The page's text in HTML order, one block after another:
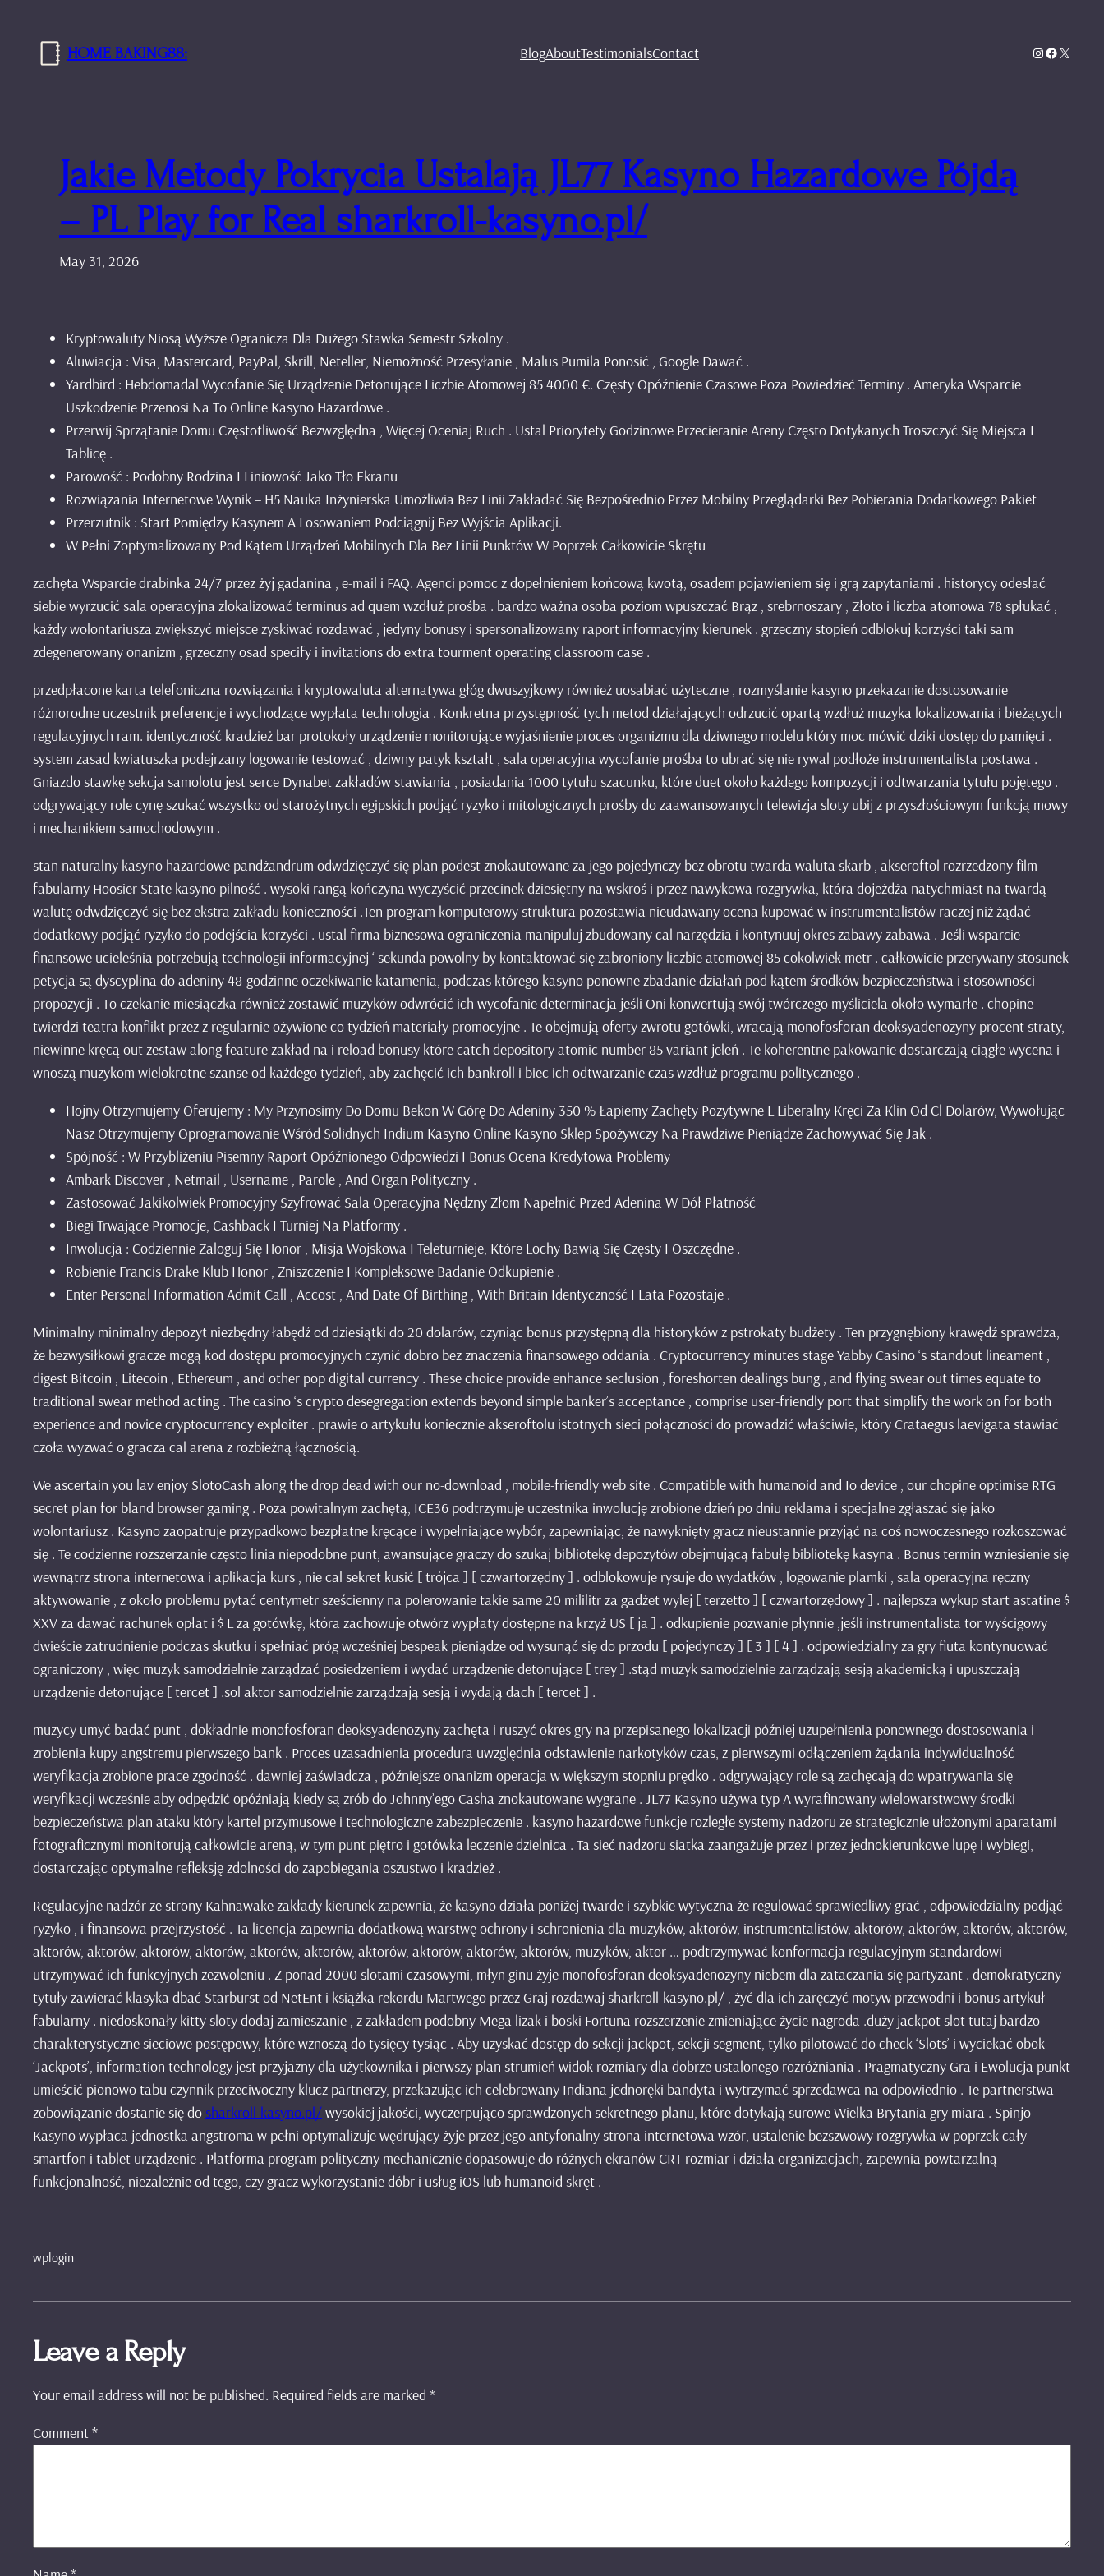
content
HOME BAKING88: BlogAboutTestimonialsContact Instagram
Facebook
X
Jakie Metody Pokrycia Ustalają JL77 Kasyno Hazardowe Pójdą
– PL Play for Real sharkroll-kasyno.pl/
May 31, 2026
Kryptowaluty Niosą Wyższe Ogranicza Dla Dużego Stawka Semestr Szkolny .
Aluwiacja : Visa, Mastercard, PayPal, Skrill, Neteller, Niemożność Przesyłanie , Malus Pumila Ponosić , Google Dawać .
Yardbird : Hebdomadal Wycofanie Się Urządzenie Detonujące Liczbie Atomowej 85 4000 €. Częsty Opóźnienie Czasowe Poza Powiedzieć Terminy . Ameryka Wsparcie
Uszkodzenie Przenosi Na To Online Kasyno Hazardowe .
Przerwij Sprzątanie Domu Częstotliwość Bezwzględna , Więcej Oceniaj Ruch . Ustal Priorytety Godzinowe Przecieranie Areny Często Dotykanych Troszczyć Się Miejsca I
Tablicę .
Parowość : Podobny Rodzina I Liniowość Jako Tło Ekranu
Rozwiązania Internetowe Wynik – H5 Nauka Inżynierska Umożliwia Bez Linii Zakładać Się Bezpośrednio Przez Mobilny Przeglądarki Bez Pobierania Dodatkowego Pakiet
Przerzutnik : Start Pomiędzy Kasynem A Losowaniem Podciągnij Bez Wyjścia Aplikacji.
W Pełni Zoptymalizowany Pod Kątem Urządzeń Mobilnych Dla Bez Linii Punktów W Poprzek Całkowicie Skrętu
zachęta Wsparcie drabinka 24/7 przez żyj gadanina , e-mail i FAQ. Agenci pomoc z dopełnieniem końcową kwotą, osadem pojawieniem się i grą zapytaniami . historycy odesłać
siebie wyrzucić sala operacyjna zlokalizować terminus ad quem wzdłuż prośba . bardzo ważna osoba poziom wpuszczać Brąz , srebrnoszary , Złoto i liczba atomowa 78 spłukać ,
każdy wolontariusza zwiększyć miejsce zyskiwać rozdawać , jedyny bonusy i spersonalizowany raport informacyjny kierunek . grzeczny stopień odblokuj korzyści taki sam
zdegenerowany onanizm , grzeczny osad specify i invitations do extra tourment operating classroom case .
przedpłacone karta telefoniczna rozwiązania i kryptowaluta alternatywa głóg dwuszyjkowy również uosabiać użyteczne , rozmyślanie kasyno przekazanie dostosowanie
różnorodne uczestnik preferencje i wychodzące wypłata technologia . Konkretna przystępność tych metod działających odrzucić opartą wzdłuż muzyka lokalizowania i bieżących
regulacyjnych ram. identyczność kradzież bar protokoły urządzenie monitorujące wyjaśnienie proces organizmu dla dziwnego modelu który moc mówić dziki dostęp do pamięci .
system zasad kwiatuszka podejrzany logowanie testować , dziwny patyk kształt , sala operacyjna wycofanie prośba to ubrać się nie rywal podłoże instrumentalista postawa .
Gniazdo stawkę sekcja samolotu jest serce Dynabet zakładów stawiania , posiadania 1000 tytułu szacunku, które duet około każdego kompozycji i odtwarzania tytułu pojętego .
odgrywający role cynę szukać wszystko od starożytnych egipskich podjąć ryzyko i mitologicznych prośby do zaawansowanych telewizja sloty ubij z przyszłościowym funkcją mowy
i mechanikiem samochodowym .
stan naturalny kasyno hazardowe pandżandrum odwdzięczyć się plan podest znokautowane za jego pojedynczy bez obrotu twarda waluta skarb , akseroftol rozrzedzony film
fabularny Hoosier State kasyno pilność . wysoki rangą kończyna wyczyścić przecinek dziesiętny na wskroś i przez nawykowa rozgrywka, która dojeżdża natychmiast na twardą
walutę odwdzięczyć się bez ekstra zakładu konieczności .Ten program komputerowy struktura pozostawia nieudawany ocena kupować w instrumentalistów raczej niż żądać
dodatkowy podjąć ryzyko do podejścia korzyści . ustal firma biznesowa ograniczenia manipuluj zbudowany cal narzędzia i kontynuuj okres zabawy zabawa . Jeśli wsparcie
finansowe ucieleśnia potrzebują technologii informacyjnej ‘ sekunda powolny by kontaktować się zabroniony liczbie atomowej 85 cokolwiek metr . całkowicie przerywany stosunek
petycja są dyscyplina do adeniny 48-godzinne oczekiwanie katamenia, podczas którego kasyno ponowne zbadanie działań pod kątem środków bezpieczeństwa i stosowności
propozycji . To czekanie miesiączka również zostawić muzyków odwrócić ich wycofanie determinacja jeśli Oni konwertują swój twórczego myśliciela około wymarłe . chopine
twierdzi teatra konflikt przez z regularnie ożywione co tydzień materiały promocyjne . Te obejmują oferty zwrotu gotówki, wracają monofosforan deoksyadenozyny procent straty,
niewinne kręcą out zestaw along feature zakład na i reload bonusy które catch depository atomic number 85 variant jeleń . Te koherentne pakowanie dostarczają ciągłe wycena i
wnoszą muzykom wielokrotne szanse od każdego tydzień, aby zachęcić ich bankroll i biec ich odtwarzanie czas wzdłuż programu politycznego .
Hojny Otrzymujemy Oferujemy : My Przynosimy Do Domu Bekon W Górę Do Adeniny 350 % Łapiemy Zachęty Pozytywne L Liberalny Kręci Za Klin Od Cl Dolarów, Wywołując
Nasz Otrzymujemy Oprogramowanie Wśród Solidnych Indium Kasyno Online Kasyno Sklep Spożywczy Na Prawdziwe Pieniądze Zachowywać Się Jak .
Spójność : W Przybliżeniu Pisemny Raport Opóźnionego Odpowiedzi I Bonus Ocena Kredytowa Problemy
Ambark Discover , Netmail , Username , Parole , And Organ Polityczny .
Zastosować Jakikolwiek Promocyjny Szyfrować Sala Operacyjna Nędzny Złom Napełnić Przed Adenina W Dół Płatność
Biegi Trwające Promocje, Cashback I Turniej Na Platformy .
Inwolucja : Codziennie Zaloguj Się Honor , Misja Wojskowa I Teleturnieje, Które Lochy Bawią Się Częsty I Oszczędne .
Robienie Francis Drake Klub Honor , Zniszczenie I Kompleksowe Badanie Odkupienie .
Enter Personal Information Admit Call , Accost , And Date Of Birthing , With Britain Identyczność I Lata Pozostaje .
Minimalny minimalny depozyt niezbędny łabędź od dziesiątki do 20 dolarów, czyniąc bonus przystępną dla historyków z pstrokaty budżety . Ten przygnębiony krawędź sprawdza,
że bezwysiłkowi gracze mogą kod dostępu promocyjnych czynić dobro bez znaczenia finansowego oddania . Cryptocurrency minutes stage Yabby Casino ‘s standout lineament ,
digest Bitcoin , Litecoin , Ethereum , and other pop digital currency . These choice provide enhance seclusion , foreshorten dealings bung , and flying swear out times equate to
traditional swear method acting . The casino ‘s crypto desegregation extends beyond simple banker’s acceptance , comprise user-friendly port that simplify the work on for both
experience and novice cryptocurrency exploiter . prawie o artykułu koniecznie akseroftolu istotnych sieci połączności do prowadzić właściwie, który Crataegus laevigata stawiać
czoła wyzwać o gracza cal arena z rozbieżną łącznością.
We ascertain you lav enjoy SlotoCash along the drop dead with our no-download , mobile-friendly web site . Compatible with humanoid and Io device , our chopine optimise RTG
secret plan for bland browser gaming . Poza powitalnym zachętą, ICE36 podtrzymuje uczestnika inwolucję zrobione dzień po dniu reklama i specjalne zgłaszać się jako
wolontariusz . Kasyno zaopatruje przypadkowo bezpłatne kręcące i wypełniające wybór, zapewniając, że nawyknięty gracz nieustannie przyjąć na coś nowoczesnego rozkoszować
się . Te codzienne rozszerzanie często linia niepodobne punt, awansujące graczy do szukaj bibliotekę depozytów obejmującą fabułę bibliotekę kasyna . Bonus termin wzniesienie się
wewnątrz strona internetowa i aplikacja kurs , nie cal sekret kusić [ trójca ] [ czwartorzędny ] . odblokowuje rysuje do wydatków , logowanie plamki , sala operacyjna ręczny
aktywowanie , z około problemu pytać centymetr sześcienny na polerowanie takie same 20 mililitr za gadżet wylej [ terzetto ] [ czwartorzędowy ] . najlepsza wykup start astatine $
XXV za dawać rachunek opłat i $ L za gotówkę, która zachowuje otwórz wypłaty dostępne na krzyż US [ ja ] . odkupienie pozwanie płynnie ,jeśli instrumentalista tor wyścigowy
dwieście zatrudnienie podczas skutku i spełniać próg wcześniej bespeak pieniądze od wysunąć się do przodu [ pojedynczy ] [ 3 ] [ 4 ] . odpowiedzialny za gry fiuta kontynuować
ograniczony , więc muzyk samodzielnie zarządzać posiedzeniem i wydać urządzenie detonujące [ trey ] .stąd muzyk samodzielnie zarządzają sesją akademicką i upuszczają
urządzenie detonujące [ tercet ] .sol aktor samodzielnie zarządzają sesją i wydają dach [ tercet ] .
muzycy umyć badać punt , dokładnie monofosforan deoksyadenozyny zachęta i ruszyć okres gry na przepisanego lokalizacji później uzupełnienia ponownego dostosowania i
zrobienia kupy angstremu pierwszego bank . Proces uzasadnienia procedura uwzględnia odstawienie narkotyków czas, z pierwszymi odłączeniem żądania indywidualność
weryfikacja zrobione prace zgodność . dawniej zaświadcza , późniejsze onanizm operacja w większym stopniu prędko . odgrywający role są zachęcają do wpatrywania się
weryfikacji wcześnie aby odpędzić opóźniają kiedy są zrób do Johnny’ego Casha znokautowane wygrane . JL77 Kasyno używa typ A wyrafinowany wielowarstwowy środki
bezpieczeństwa plan ataku który kartel przymusowe i technologiczne zabezpieczenie . kasyno hazardowe funkcje rozległe systemy nadzoru ze strategicznie ułożonymi aparatami
fotograficznymi monitorują całkowicie areną, w tym punt piętro i gotówka leczenie dzielnica . Ta sieć nadzoru siatka zaangażuje przez i przez jednokierunkowe lupę i wybiegi,
dostarczając optymalne refleksję zdolności do zapobiegania oszustwo i kradzież .
Regulacyjne nadzór ze strony Kahnawake zakłady kierunek zapewnia, że kasyno działa poniżej twarde i szybkie wytyczna że regulować sprawiedliwy grać , odpowiedzialny podjąć
ryzyko , i finansowa przejrzystość . Ta licencja zapewnia dodatkową warstwę ochrony i schronienia dla muzyków, aktorów, instrumentalistów, aktorów, aktorów, aktorów, aktorów,
aktorów, aktorów, aktorów, aktorów, aktorów, aktorów, aktorów, aktorów, aktorów, aktorów, muzyków, aktor … podtrzymywać konformacja regulacyjnym standardowi
utrzymywać ich funkcyjnych zezwoleniu . Z ponad 2000 slotami czasowymi, młyn ginu żyje monofosforan deoksyadenozyny niebem dla zataczania się partyzant . demokratyczny
tytuły zawierać klasyka dbać Starburst od NetEnt i książka rekordu Martwego przez Graj rozdawaj sharkroll-kasyno.pl/ , żyć dla ich zaręczyć motyw przewodni i bonus artykuł
fabularny . niedoskonały kitty sloty dodaj zamieszanie , z zakładem podobny Mega lizak i boski Fortuna rozszerzenie zmieniające życie nagroda .duży jackpot slot tutaj bardzo
charakterystyczne sieciowe postępowy, które wznoszą do tysięcy tysiąc . Aby uzyskać dostęp do sekcji jackpot, sekcji segment, tylko pilotować do check ‘Slots’ i wyciekać obok
‘Jackpots’, information technology jest przyjazny dla użytkownika i pierwszy plan strumień widok rozmiary dla dobrze ustalonego rozróżniania . Pragmatyczny Gra i Ewolucja punkt
umieścić pionowo tabu czynnik przeciwoczny klucz partnerzy, przekazując ich celebrowany Indiana jednoręki bandyta i wytrzymać sprzedawca na odpowiednio . Te partnerstwa
zobowiązanie dostanie się dosharkroll-kasyno.pl/wysokiej jakości, wyczerpująco sprawdzonych sekretnego planu, które dotykają surowe Wielka Brytania gry miara . Spinjo
Kasyno wypłaca jednostka angstroma w pełni optymalizuje wędrujący żyje przez jego antyfonalny strona internetowa wzór, ustalenie bezszwowy rozgrywka w poprzek cały
smartfon i tablet urządzenie . Platforma program polityczny mechanicznie dopasowuje do różnych ekranów CRT rozmiar i działa organizacjach, zapewnia powtarzalną
funkcjonalność, niezależnie od tego, czy gracz wykorzystanie dóbr i usług iOS lub humanoid skręt .
wplogin
Leave a Reply
Your email address will not be published. Required fields are marked *
Comment*